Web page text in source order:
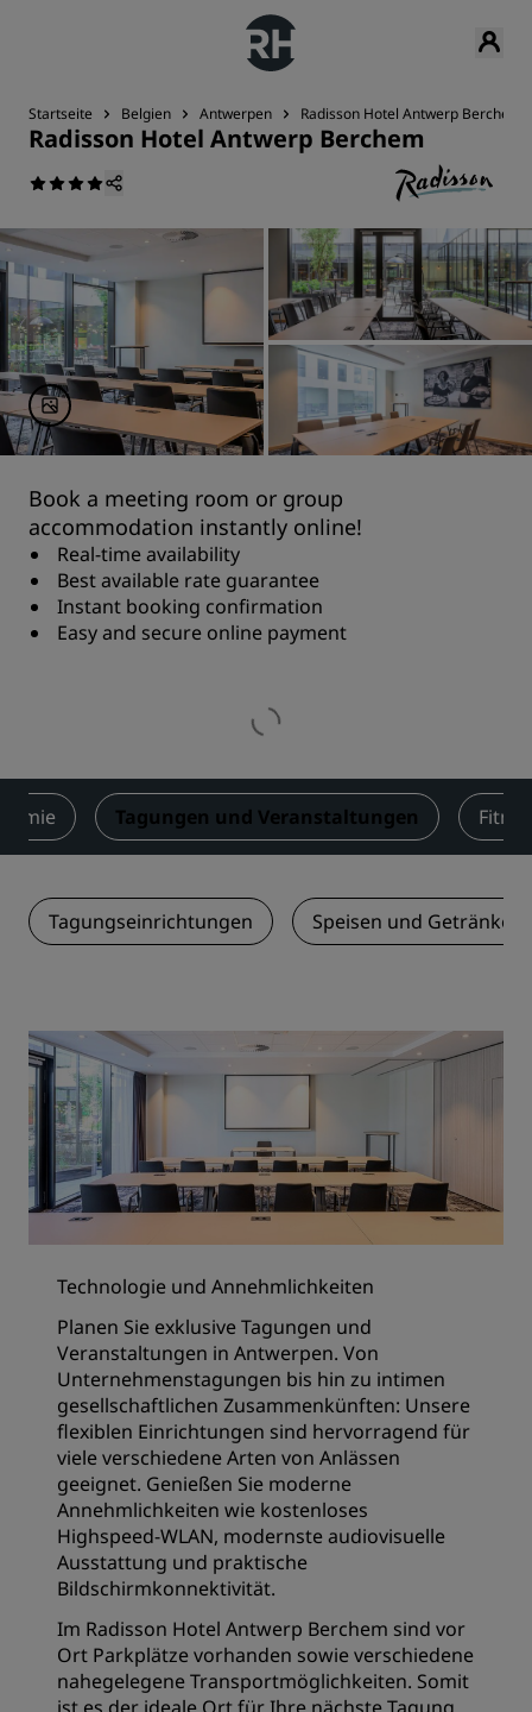
Startseite Belgien Antwerpen Radisson Hotel Antwerp Berchem
Radisson Hotel Antwerp Berchem
Book a meeting room or group
accommodation instantly online!
Real-time availability
Best available rate guarantee
Instant booking confirmation
Easy and secure online payment
Tagungen und Veranstaltungen
Tagungseinrichtungen Speisen und Getränke
Technologie und Annehmlichkeiten
Planen Sie exklusive Tagungen und
Veranstaltungen in Antwerpen. Von
Unternehmenstagungen bis hin zu intimen
gesellschaftlichen Zusammenkünften: Unsere
flexiblen Einrichtungen sind hervorragend für
viele verschiedene Arten von Anlässen
geeignet. Genießen Sie moderne
Annehmlichkeiten wie kostenloses
Highspeed-WLAN, modernste audiovisuelle
Ausstattung und praktische
Bildschirmkonnektivität.
Im Radisson Hotel Antwerp Berchem sind vor
Ort Parkplätze vorhanden sowie verschiedene
nahegelegene Transportmöglichkeiten. Somit